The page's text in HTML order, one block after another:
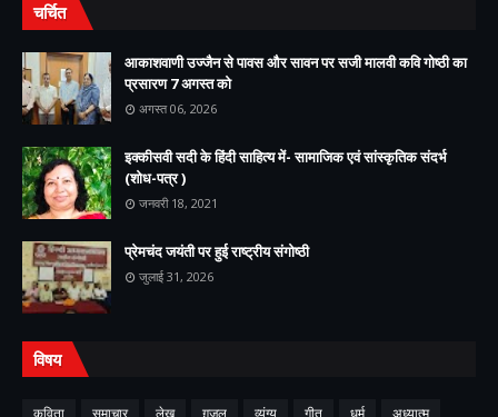
चर्चित
आकाशवाणी उज्जैन से पावस और सावन पर सजी मालवी कवि गोष्ठी का
प्रसारण 7 अगस्त को
अगस्त 06, 2026
इक्कीसवी सदी के हिंदी साहित्य में- सामाजिक एवं सांस्कृतिक संदर्भ
(शोध-पत्र )
जनवरी 18, 2021
प्रेमचंद जयंती पर हुई राष्ट्रीय संगोष्ठी
जुलाई 31, 2026
विषय
कविता समाचार लेख ग़ज़ल व्यंग्य गीत धर्म अध्यात्म